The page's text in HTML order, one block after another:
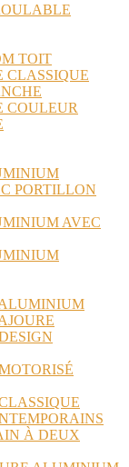
TOIT
CLASSIQUE
COULEUR
PORTILLON
AVEC
À DEUX